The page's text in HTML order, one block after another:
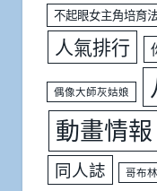
不起眼女主角培育
人氣排行
偶像大師灰姑娘
動畫情報
同人誌 哥布